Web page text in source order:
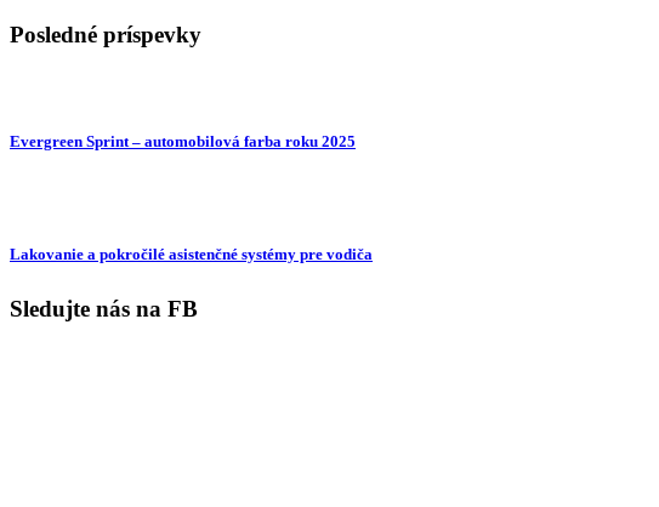
Posledné príspevky
Evergreen Sprint – automobilová farba roku 2025
Lakovanie a pokročilé asistenčné systémy pre vodiča
Sledujte nás na FB